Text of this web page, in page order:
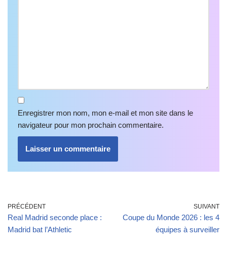
Enregistrer mon nom, mon e-mail et mon site dans le
navigateur pour mon prochain commentaire.
PRÉCÉDENT
Real Madrid seconde place :
Madrid bat l’Athletic
SUIVANT
Coupe du Monde 2026 : les 4
équipes à surveiller